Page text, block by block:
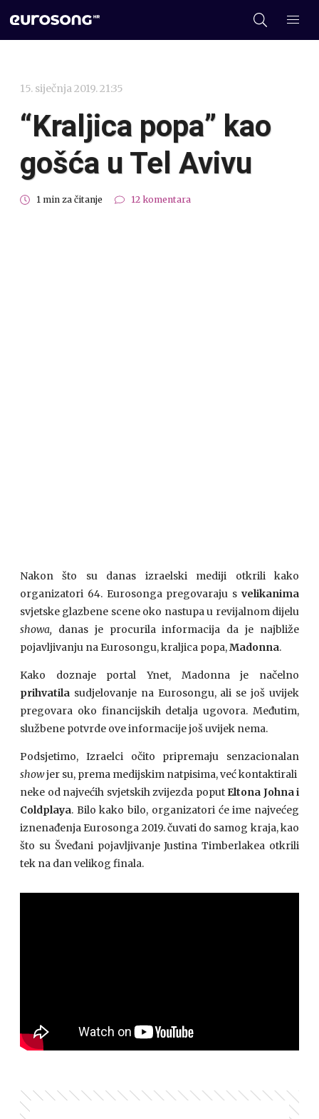
15. siječnja 2019. 21:35
“Kraljica popa” kao
gošća u Tel Avivu
1 min za čitanje 12 komentara
Nakon što su danas izraelski mediji otkrili kako
organizatori 64. Eurosonga pregovaraju s velikanima
svjetske glazbene scene oko nastupa u revijalnom dijelu
showa, danas je procurila informacija da je najbliže
pojavljivanju na Eurosongu, kraljica popa,Madonna.
Kako doznaje portal Ynet, Madonna je načelno
prihvatila sudjelovanje na Eurosongu, ali se još uvijek
pregovara oko financijskih detalja ugovora. Međutim,
službene potvrde ove informacije još uvijek nema.
Podsjetimo, Izraelci očito pripremaju senzacionalan
showjer su, prema medijskim natpisima, već kontaktirali
neke od najvećih svjetskih zvijezda poput Eltona Johna i
Coldplaya. Bilo kako bilo, organizatori će ime najvećeg
iznenađenja Eurosonga 2019. čuvati do samog kraja, kao
što su Šveđani pojavljivanje Justina Timberlakea otkrili
tek na dan velikog finala.